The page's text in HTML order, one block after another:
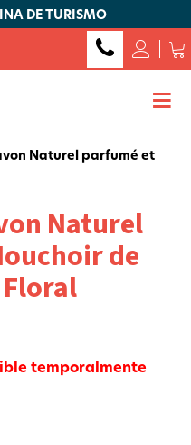
DE TURISMO
Naturel parfumé et
Naturel
de
temporalmente